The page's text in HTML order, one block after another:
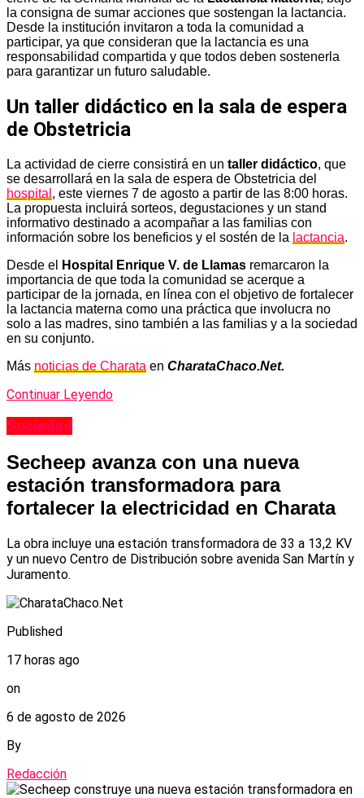
la consigna de sumar acciones que sostengan la lactancia.
Desde la institución invitaron a toda la comunidad a
participar, ya que consideran que la lactancia es una
responsabilidad compartida y que todos deben sostenerla
para garantizar un futuro saludable.
Un taller didáctico en la sala de espera
de Obstetricia
La actividad de cierre consistirá en un taller didáctico, que
se desarrollará en la sala de espera de Obstetricia del
hospital , este viernes 7 de agosto a partir de las 8:00 horas.
La propuesta incluirá sorteos, degustaciones y un stand
informativo destinado a acompañar a las familias con
información sobre los beneficios y el sostén de la lactancia.
Desde el
Hospital Enrique V. de Llamas remarcaron la
importancia de que toda la comunidad se acerque a
participar de la jornada, en línea con el objetivo de fortalecer
la lactancia materna como una práctica que involucra no
solo a las madres, sino también a las familias y a la sociedad
en su conjunto.
Más noticias de Charata en CharataChaco.Net.
Continuar Leyendo
Sociedad
Secheep avanza con una nueva
estación transformadora para
fortalecer la electricidad en Charata
La obra incluye una estación transformadora de 33 a 13,2 KV
y un nuevo Centro de Distribución sobre avenida San Martín y
Juramento.
Published
17 horas ago
on
6 de agosto de 2026
By
Redacción